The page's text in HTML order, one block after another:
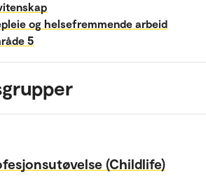
og helsefremmende arbeid
5
(Childlife)